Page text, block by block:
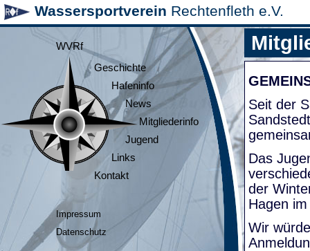
Wassersportverein Rechtenfleth e.V.
WVRf
Geschichte
Hafeninfo
News
Mitgliederinfo
Jugend
Links
Kontakt
Impressum
Datenschutz
Seit der
Das
der
Hagen
Wir